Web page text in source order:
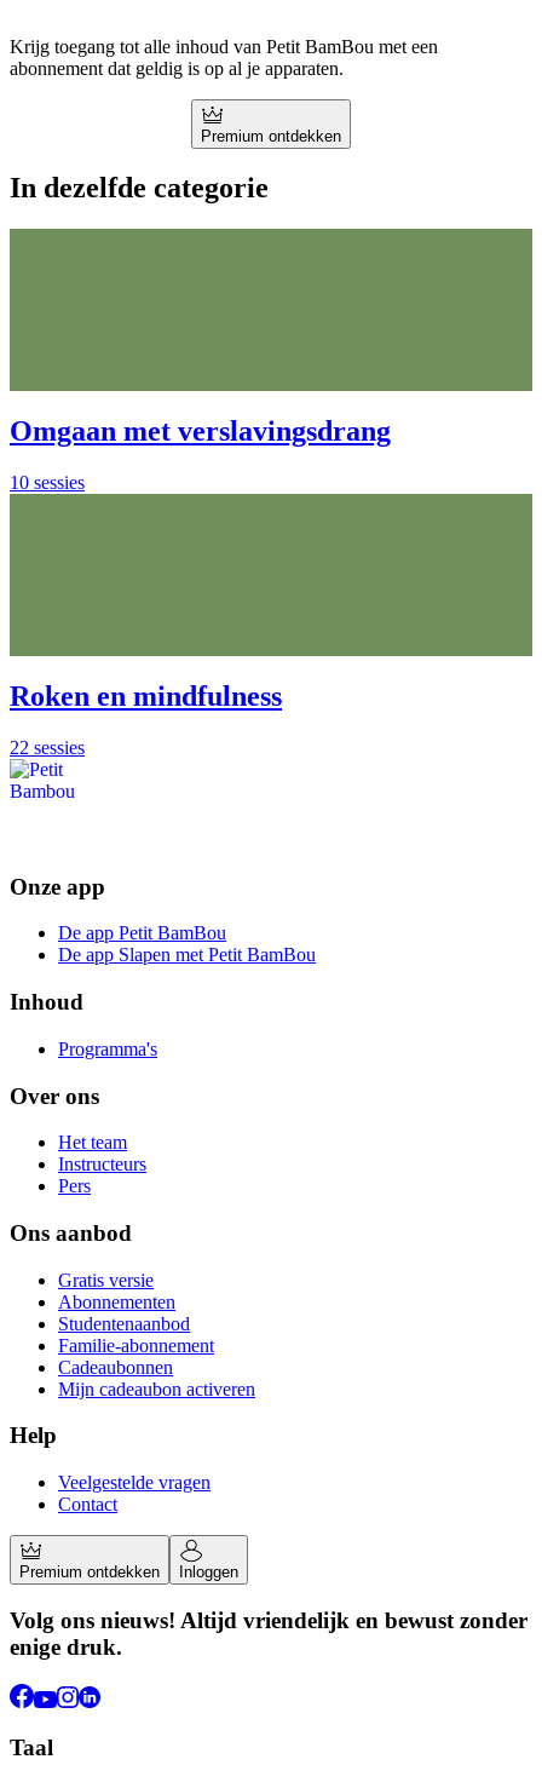
Krijg toegang tot alle inhoud van Petit BamBou met een
abonnement dat geldig is op al je apparaten.
Premium ontdekken
In dezelfde categorie
Omgaan met verslavingsdrang
10 sessies
Roken en mindfulness
22 sessies
Onze app
De app Petit BamBou
De app Slapen met Petit BamBou
Inhoud
Programma's
Over ons
Het team
Instructeurs
Pers
Ons aanbod
Gratis versie
Abonnementen
Studentenaanbod
Familie-abonnement
Cadeaubonnen
Mijn cadeaubon activeren
Help
Veelgestelde vragen
Contact
Premium ontdekken Inloggen
Volg ons nieuws! Altijd vriendelijk en bewust zonder
enige druk.
Taal